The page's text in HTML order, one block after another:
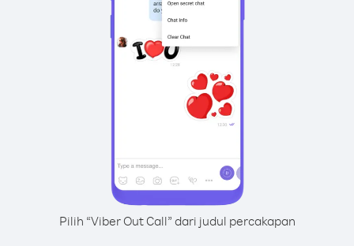
Pilih “Viber Out Call” dari judul percakapan